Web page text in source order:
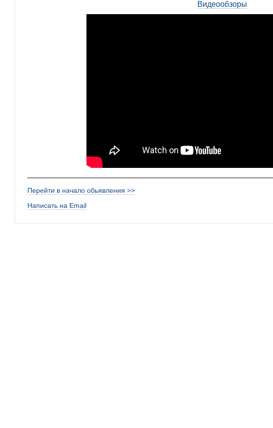
Видеообзоры
Перейти в начало обьявления >>
Написать на Email